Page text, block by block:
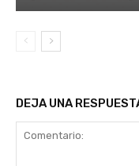
DEJA UNA